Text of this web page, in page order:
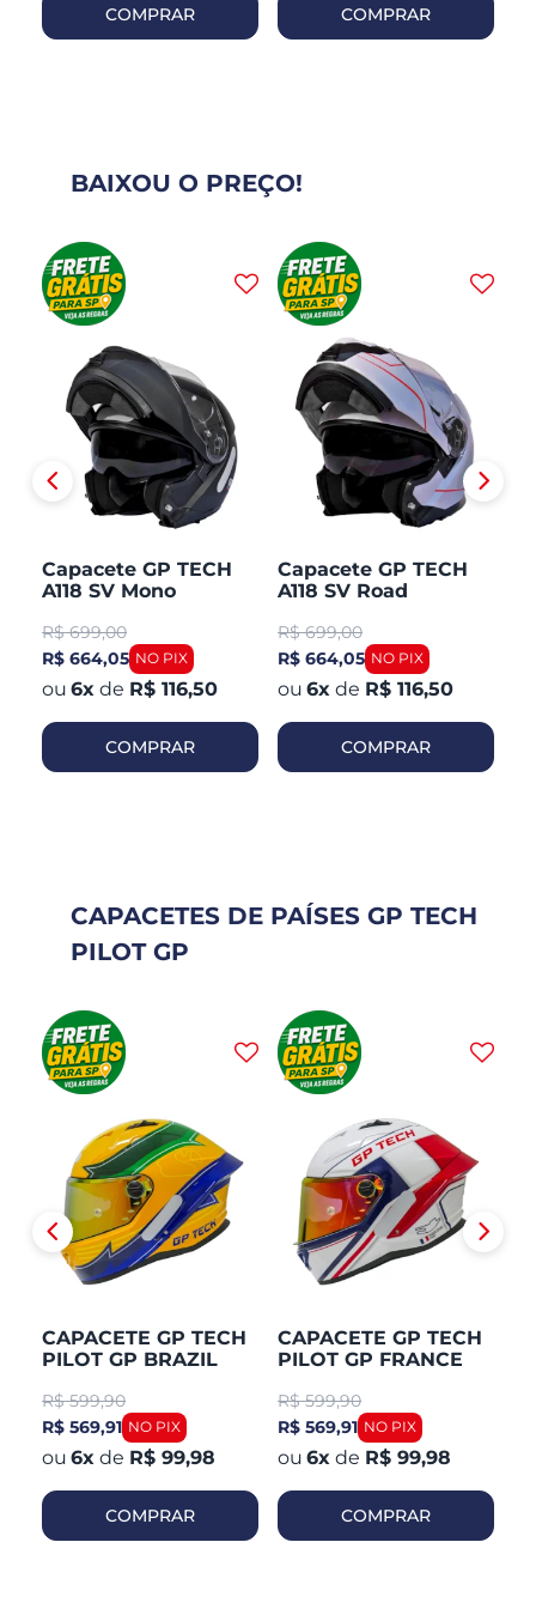
COMPRAR COMPRAR
BAIXOU O PREÇO!
Capacete GP TECH
A118 SV Mono
Fosco
R$ 699,00
R$ 664,05
6x de R$ 116,50
COMPRAR
Capacete GP TECH
A118 SV Road
R$ 699,00
R$ 664,05
6x de R$ 116,50
COMPRAR
CAPACETES DE PAÍSES GP TECH
PILOT GP
CAPACETE GP TECH
PILOT GP BRAZIL
R$ 599,90
R$ 569,91
6x de R$ 99,98
COMPRAR
CAPACETE GP TECH
PILOT GP FRANCE
R$ 599,90
R$ 569,91
6x de R$ 99,98
COMPRAR